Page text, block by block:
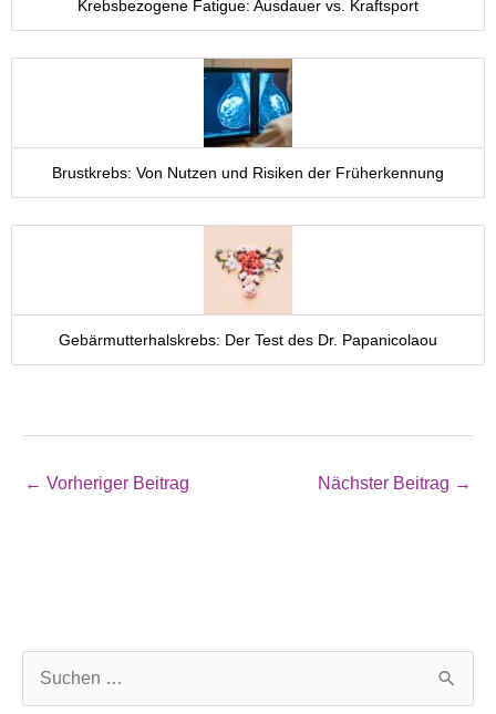
Krebsbezogene Fatigue: Ausdauer vs. Kraftsport
Brustkrebs: Von Nutzen und Risiken der Früherkennung
Gebärmutterhalskrebs: Der Test des Dr. Papanicolaou
← Vorheriger Beitrag Nächster Beitrag →
u